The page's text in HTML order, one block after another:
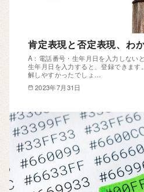
肯定表現と否定表現、わ
A：電話番号・生年月日を入力しない
生年月日を入力すると、登録できま
解しやすかったでしょ…
2023年7月31日